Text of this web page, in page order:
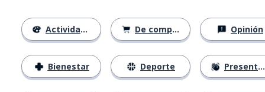
Actividades
Bienestar
De compras
Deporte
Opinión
Presentación